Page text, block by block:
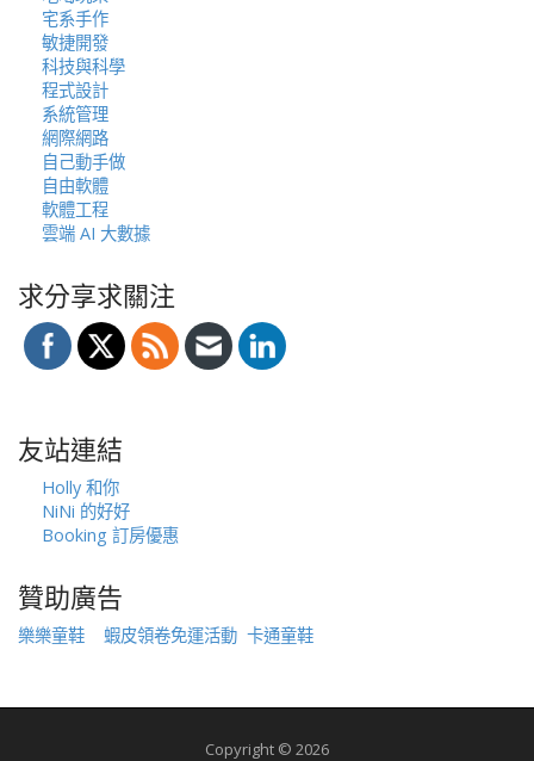
宅系手作
敏捷開發
科技與科學
程式設計
系統管理
網際網路
自己動手做
自由軟體
軟體工程
雲端 AI 大數據
求分享求關注
友站連結
Holly 和你
NiNi 的好好
Booking 訂房優惠
贊助廣告
樂樂童鞋 蝦皮領卷免運活動 卡通童鞋
Copyright © 2026